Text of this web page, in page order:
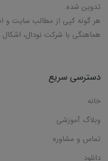
تدوین شده.
هر گونه کپی از مطالب سایت و
هماهنگی با شرکت نودال،
دسترسی سریع
خانه
وبلاگ آموزشی
تماس و مشاوره
دانلود